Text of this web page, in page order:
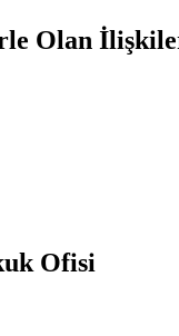
Olan
Ofisi